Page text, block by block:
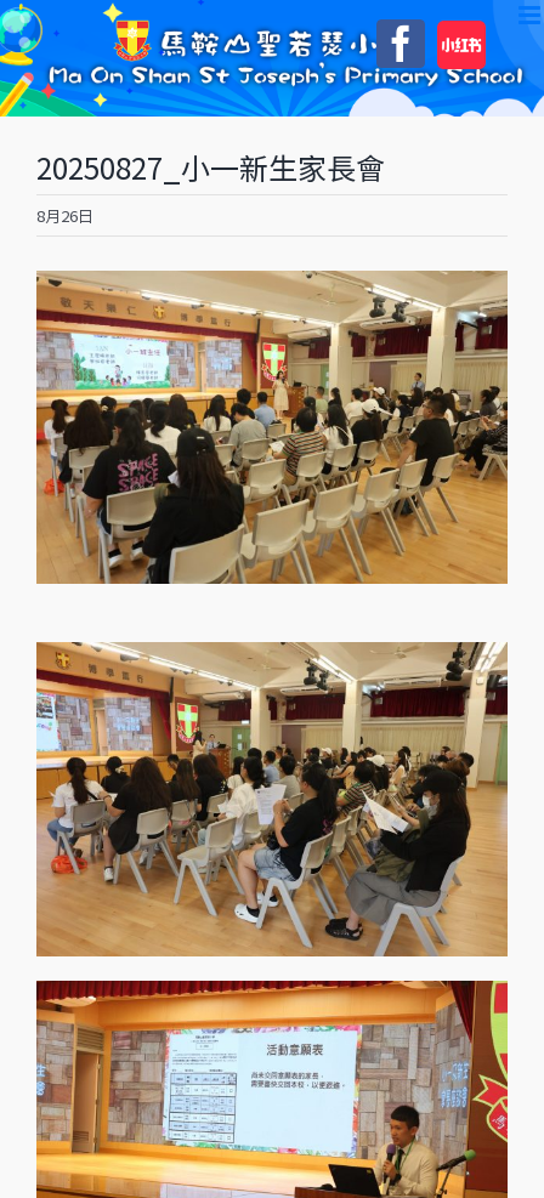
Skip
to
content
自
訂
20250827_小一新生家長會
8月26日